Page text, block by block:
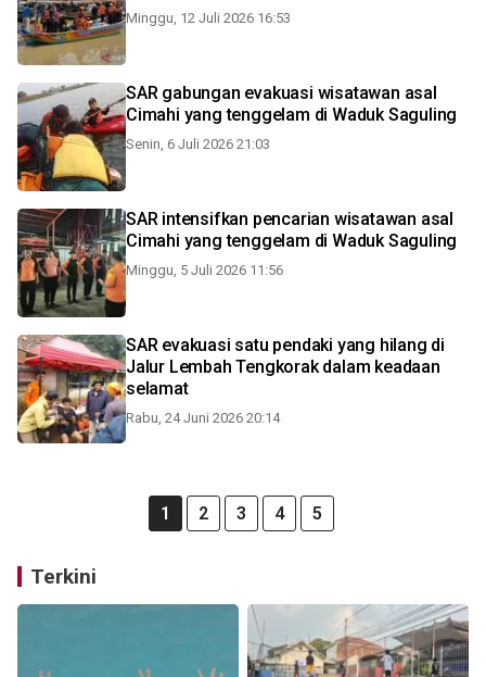
Minggu, 12 Juli 2026 16:53
SAR gabungan evakuasi wisatawan asal
Cimahi yang tenggelam di Waduk Saguling
Senin, 6 Juli 2026 21:03
SAR intensifkan pencarian wisatawan asal
Cimahi yang tenggelam di Waduk Saguling
Minggu, 5 Juli 2026 11:56
SAR evakuasi satu pendaki yang hilang di
Jalur Lembah Tengkorak dalam keadaan
selamat
Rabu, 24 Juni 2026 20:14
1 2 3 4 5
Terkini